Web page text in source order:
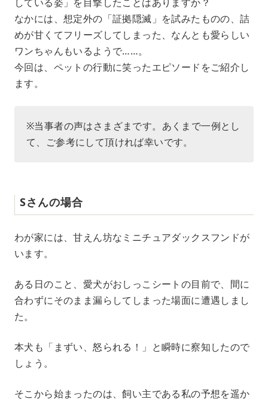
e
なかには、想定外の「証拠隠滅」を試みたものの、詰
めが甘くてフリーズしてしまった、なんとも愛らしい
ワンちゃんもいるようで……。
今回は、ペットの行動に笑ったエピソードをご紹介し
ます。
※当事者の声はさまざまです。あくまで一例とし
て、ご参考にして頂ければ幸いです。
Sさんの場合
わが家には、甘えん坊なミニチュアダックスフンドが
います。
ある日のこと、愛犬がおしっこシートの目前で、間に
合わずにそのまま漏らしてしまった場面に遭遇しまし
た。
本犬も「まずい、怒られる！」と瞬時に察知したので
しょう。
そこから始まったのは、飼い主である私の予想を遥か